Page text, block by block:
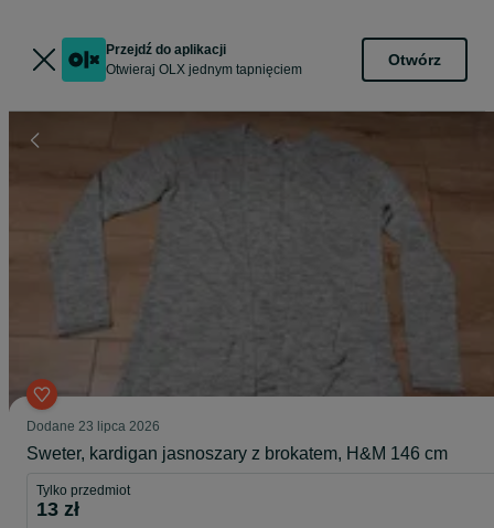
Przejdź do aplikacji
Otwieraj OLX jednym tapnięciem
Otwórz
Dodane 23 lipca 2026
Sweter, kardigan jasnoszary z brokatem, H&M 146 cm
Tylko przedmiot
13 zł